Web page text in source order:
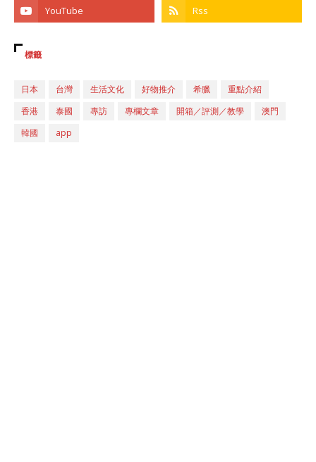
標籤
日本 台灣 生活文化 好物推介 希臘
重點介紹
香港
泰國 專訪 專欄文章 開箱／評測／教學
澳門
韓國
app